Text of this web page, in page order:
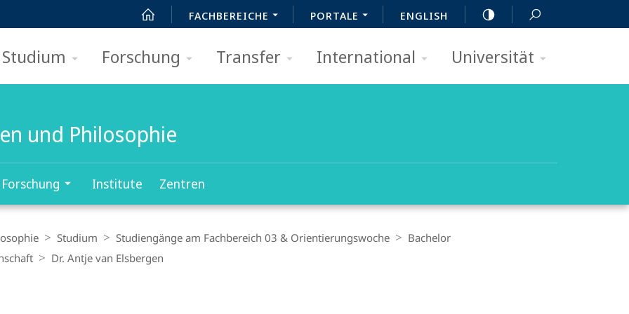
FACHBEREICHE PORTALE ENGLISH
Studium Forschung Transfer International Universität
und Philosophie
Forschung Institute Zentren
Studium Studiengänge am Fachbereich 03 & Orientierungswoche
Bachelor
Dr. Antje van Elsbergen